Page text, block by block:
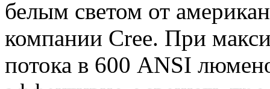
белым светом от
компании Cree. При
потока в 600 ANSI